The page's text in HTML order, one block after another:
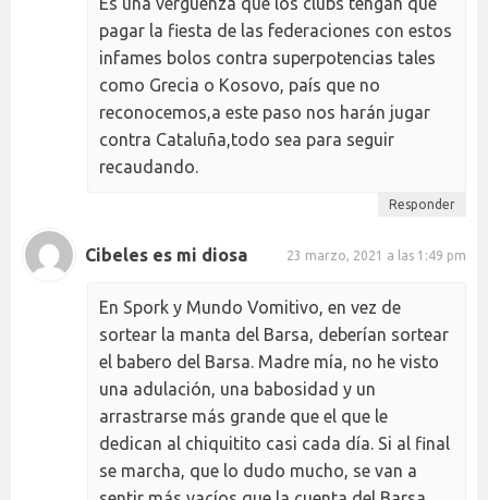
pagar la fiesta de las federaciones con estos
infames bolos contra superpotencias tales
como Grecia o Kosovo, país que no
reconocemos,a este paso nos harán jugar
contra Cataluña,todo sea para seguir
recaudando.
Responder
Cibeles es mi diosa 23 marzo, 2021 a las 1:49 pm
En Spork y Mundo Vomitivo, en vez de
sortear la manta del Barsa, deberían sortear
el babero del Barsa. Madre mía, no he visto
una adulación, una babosidad y un
arrastrarse más grande que el que le
dedican al chiquitito casi cada día. Si al final
se marcha, que lo dudo mucho, se van a